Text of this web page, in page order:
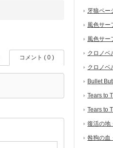
コメント ( 0 )
牙狼ペー
風色サー
風色サー
クロノベ
クロノベ
Bullet
Tears to
Tears to
復活の地
咎狗の血